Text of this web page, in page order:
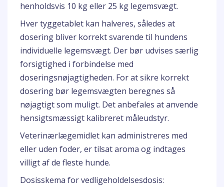
henholdsvis 10 kg eller 25 kg legemsvægt.
Hver tyggetablet kan halveres, således at
dosering bliver korrekt svarende til hundens
individuelle legemsvægt. Der bør udvises særlig
forsigtighed i forbindelse med
doseringsnøjagtigheden. For at sikre korrekt
dosering bør legemsvægten beregnes så
nøjagtigt som muligt. Det anbefales at anvende
hensigtsmæssigt kalibreret måleudstyr.
Veterinærlægemidlet kan administreres med
eller uden foder, er tilsat aroma og indtages
villigt af de fleste hunde.
Dosisskema for vedligeholdelsesdosis: